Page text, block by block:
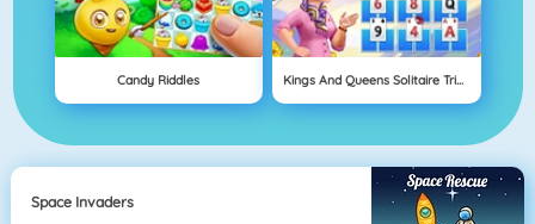
Candy Riddles Kings And Queens Solitaire Tripeaks
Space Invaders